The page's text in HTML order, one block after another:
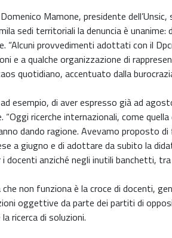
Domenico Mamone, presidente
sedi territoriali la denuncia è unanime:
“Alcuni provvedimenti adottati con il
e a qualche organizzazione di
quotidiano, accentuato dalla
ad esempio, di aver espresso già ad
ricerche internazionali, come
dando ragione. Avevamo proposto
a giugno e di adottare da subito la
docenti anziché negli inutili banchetti,
non funziona è la croce di docenti,
oggettive da parte dei partiti di
ricerca di soluzioni.